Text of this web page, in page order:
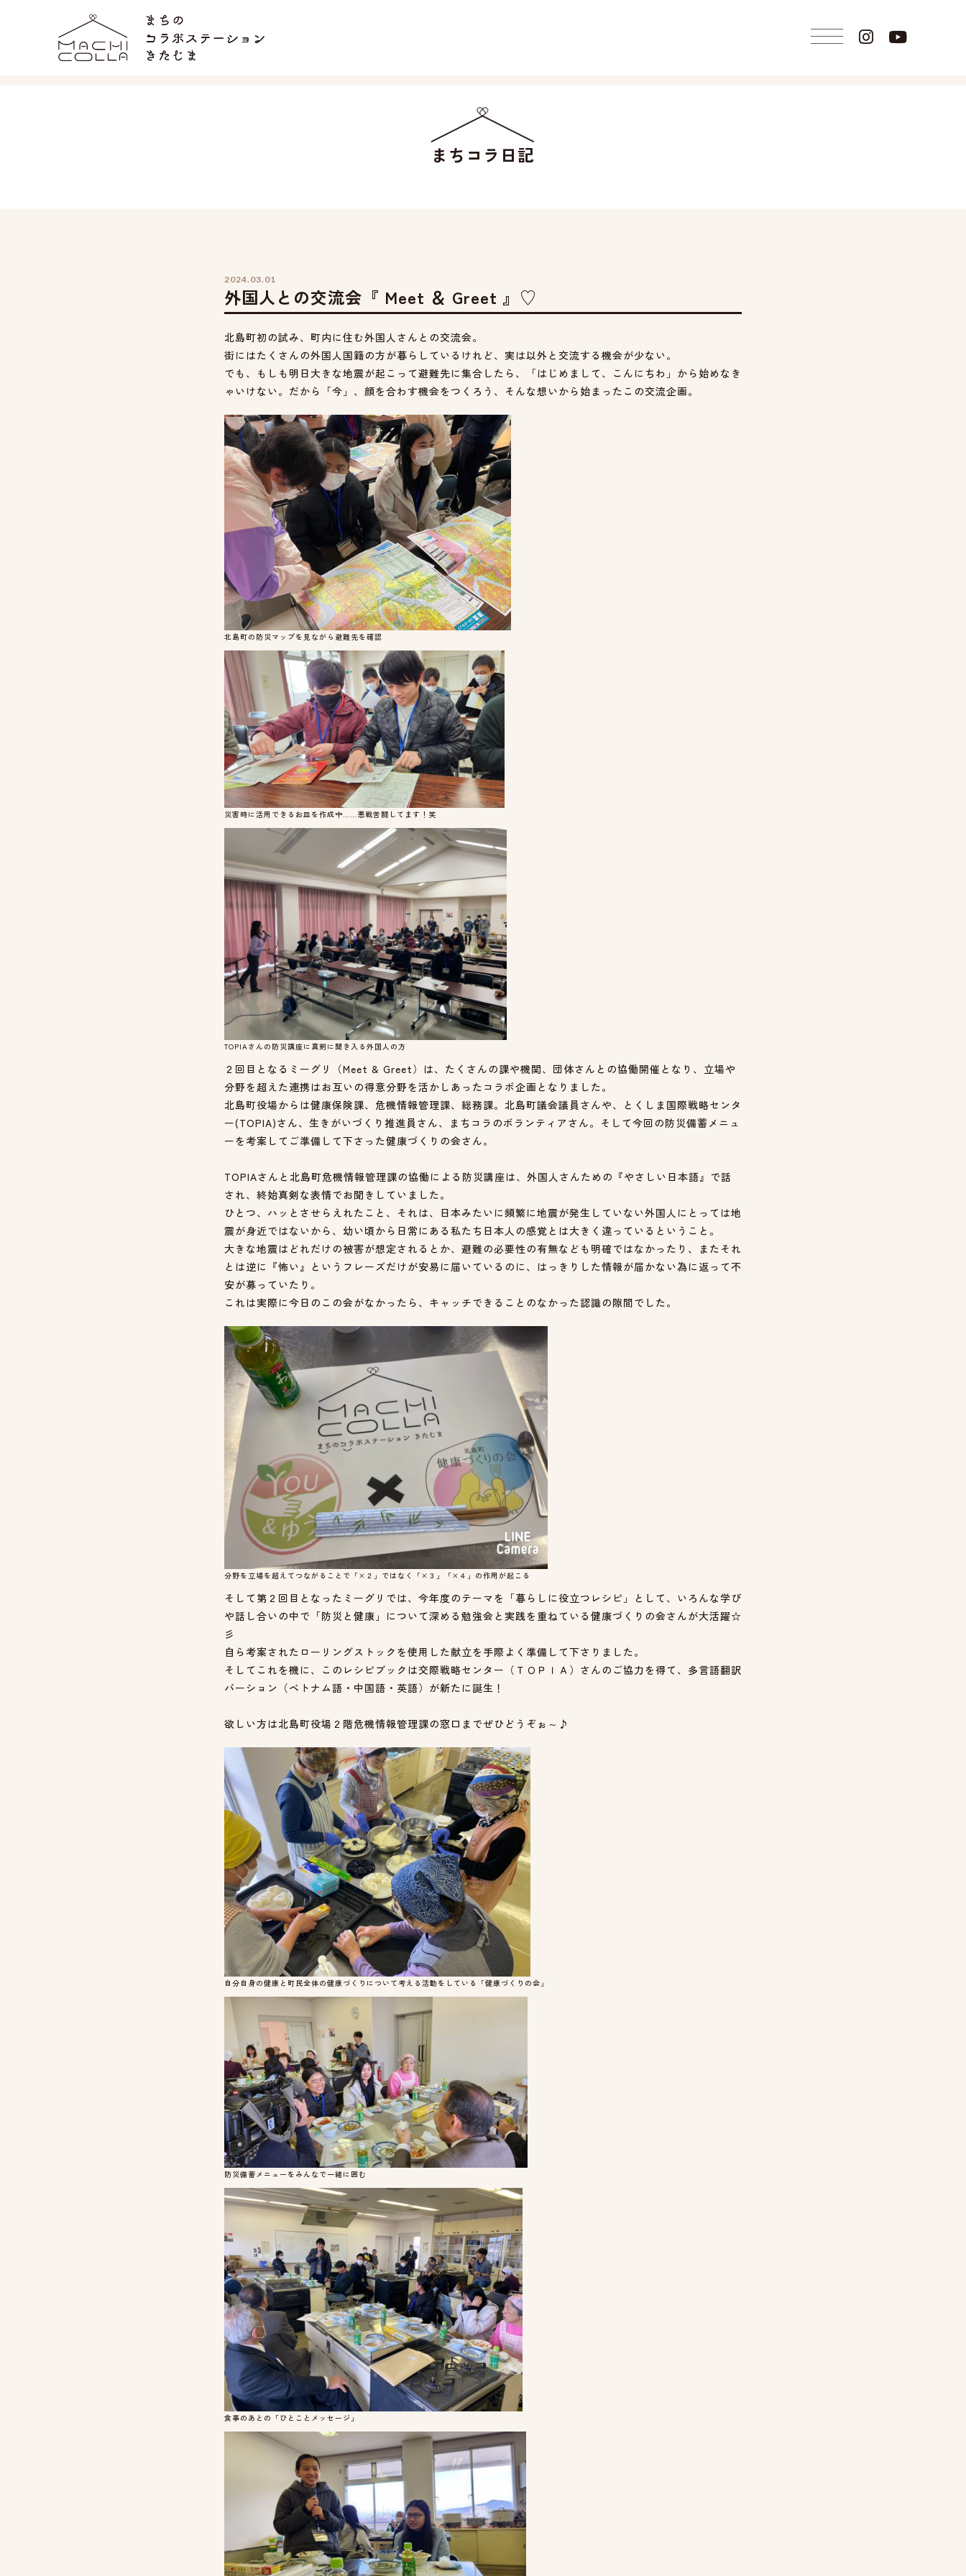
まちコラ日記
2024.03.01
外国人との交流会『 Meet ＆ Greet 』♡
北島町初の試み、町内に住む外国人さんとの交流会。
街にはたくさんの外国人国籍の方が暮らしているけれど、実は以外と交流する機会が少ない。
でも、もしも明日大きな地震が起こって避難先に集合したら、「はじめまして、こんにちわ」から始めなき
ゃいけない。だから「今」、顔を合わす機会をつくろう、そんな想いから始まったこの交流企画。
北島町の防災マップを見ながら避難先を確認
災害時に活用できるお皿を作成中……悪戦苦闘してます！笑
TOPIAさんの防災講座に真剣に聞き入る外国人の方
２回目となるミーグリ（Meet & Greet）は、たくさんの課や機関、団体さんとの協働開催となり、立場や
分野を超えた連携はお互いの得意分野を活かしあったコラボ企画となりました。
北島町役場からは健康保険課、危機情報管理課、総務課。北島町議会議員さんや、とくしま国際戦略センタ
ー(TOPIA)さん、生きがいづくり推進員さん、まちコラのボランティアさん。そして今回の防災備蓄メニュ
ーを考案してご準備して下さった健康づくりの会さん。
TOPIAさんと北島町危機情報管理課の協働による防災講座は、外国人さんための『やさしい日本語』で話
され、終始真剣な表情でお聞きしていました。
ひとつ、ハッとさせらえれたこと、それは、日本みたいに頻繁に地震が発生していない外国人にとっては地
震が身近ではないから、幼い頃から日常にある私たち日本人の感覚とは大きく違っているということ。
大きな地震はどれだけの被害が想定されるとか、避難の必要性の有無なども明確ではなかったり、またそれ
とは逆に『怖い』というフレーズだけが安易に届いているのに、はっきりした情報が届かない為に返って不
安が募っていたり。
これは実際に今日のこの会がなかったら、キャッチできることのなかった認識の隙間でした。
分野を立場を超えてつながることで「×２」ではなく「×３」「×４」の作用が起こる
そして第２回目となったミーグリでは、今年度のテーマを「暮らしに役立つレシピ」として、いろんな学び
や話し合いの中で「防災と健康」について深める勉強会と実践を重ねている健康づくりの会さんが大活躍☆
彡
自ら考案されたローリングストックを使用した献立を手際よく準備して下さりました。
そしてこれを機に、このレシピブックは交際戦略センター（ＴＯＰＩＡ）さんのご協力を得て、多言語翻訳
バーション（ベトナム語・中国語・英語）が新たに誕生！
欲しい方は北島町役場２階危機情報管理課の窓口までぜひどうぞぉ～♪
自分自身の健康と町民全体の健康づくりについて考える活動をしている「健康づくりの会」
防災備蓄メニューをみんなで一緒に囲む
食事のあとの「ひとことメッセージ」